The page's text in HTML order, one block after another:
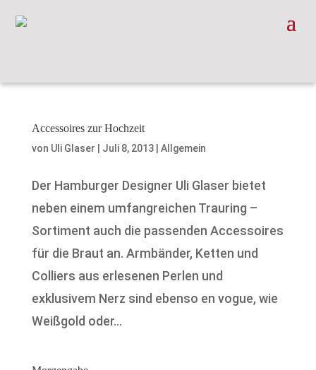
Accessoires zur Hochzeit
von Uli Glaser Juli 8, 2013| Allgemein
Der Hamburger Designer Uli Glaser bietet
neben einem umfangreichen Trauring –
Sortiment auch die passenden Accessoires
für die Braut an. Armbänder, Ketten und
Colliers aus erlesenen Perlen und
exklusivem Nerz sind ebenso en vogue, wie
Weißgold oder...